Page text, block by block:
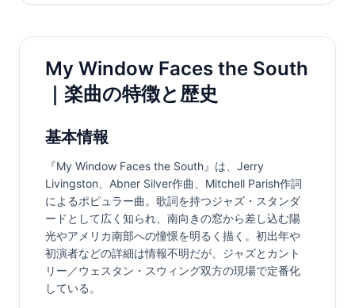
My Window Faces the South
｜楽曲の特徴と歴史
基本情報
『My Window Faces the South』は、Jerry
Livingston、Abner Silver作曲、Mitchell Parish作詞
によるポピュラー曲。歌詞を持つジャズ・スタンダ
ードとして広く知られ、南向きの窓から差し込む陽
光やアメリカ南部への憧憬を明るく描く。初出年や
初演者などの詳細は情報不明だが、ジャズとカント
リー／ウェスタン・スウィング双方の現場で定番化
している。